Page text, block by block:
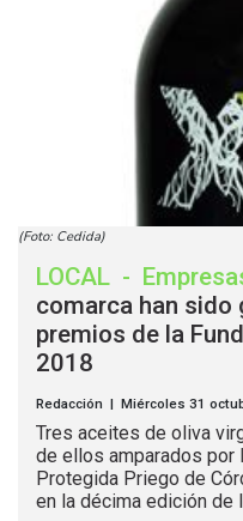
(Foto: Cedida)
LOCAL -
comarca han sido
premios de la
2018
Redacción | Miércoles 31
Tres aceites de oliva
de ellos amparados por
Protegida Priego de
en la décima edición de